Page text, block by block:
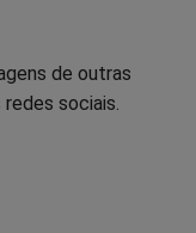
de outras
sociais.